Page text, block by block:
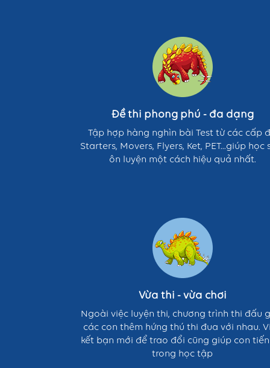
phong
phú
Đề thi phong phú - đa dạng
Tập hợp hàng nghìn bài Test từ các cấp
Starters, Movers, Flyers, Ket, PET...giúp học
ôn luyện một cách hiệu quả nhất.
-
vừa
Vừa thi - vừa chơi
Ngoài việc luyện thi, chương trình thi đấu
các con thêm hứng thú thi đua với nhau.
kết bạn mới để trao đổi cũng giúp con
trong học tập